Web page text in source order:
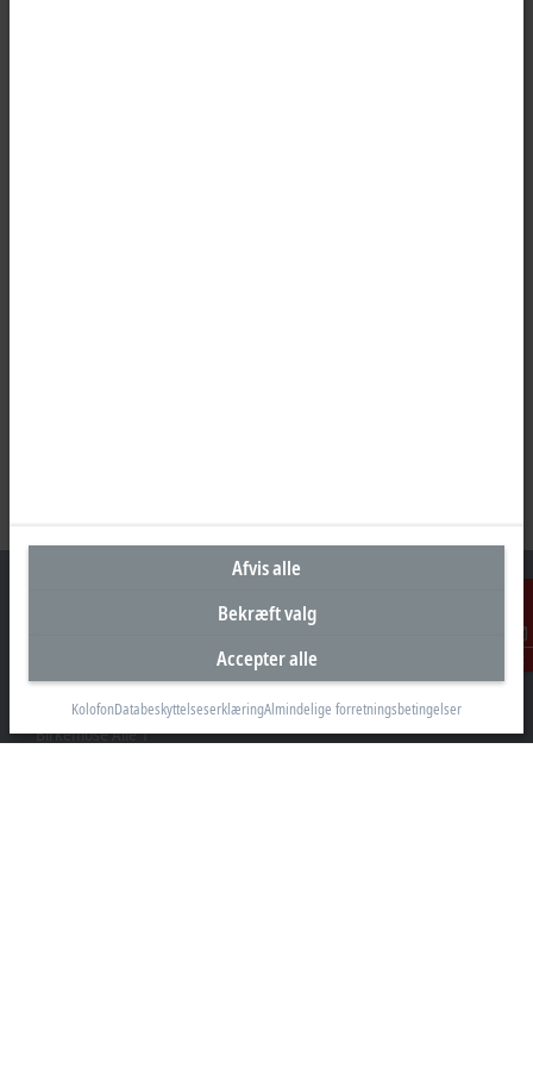
Kontakt
Beckhoff Automation ApS
Birkemose Allé 1
Afvis alle
Bekræft valg
Accepter alle
KolofonDatabeskyttelseserklæringAlmindelige forretningsbetingelser